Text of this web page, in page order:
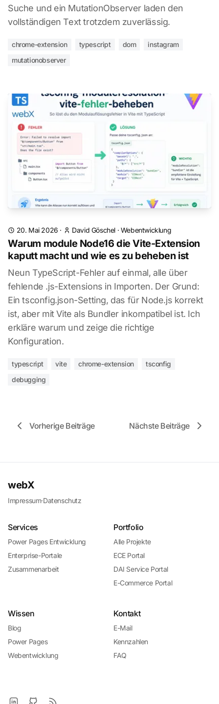
Suche und ein MutationObserver laden den
vollständigen Text trotzdem zuverlässig.
chrome-extension typescript dom
instagram
mutationobserver
20. Mai 2026 · David Göschel · Webentwicklung
Warum module Node16 die Vite-Extension
kaputt macht und wie es zu beheben ist
Neun TypeScript-Fehler auf einmal, alle über
fehlende .js-Extensions in Importen. Der Grund:
Ein tsconfig.json-Setting, das für Node.js korrekt
ist, aber mit Vite als Bundler inkompatibel ist. Ich
erkläre warum und zeige die richtige
Konfiguration.
typescript vite chrome-extension
tsconfig
debugging
Vorherige Beiträge Nächste Beiträge
webX
Impressum·Datenschutz
Services
Power Pages Entwicklung
Enterprise-Portale
Zusammenarbeit
Portfolio
Alle Projekte
ECE Portal
DAI Service Portal
E-Commerce Portal
Wissen
Blog
Power Pages
Webentwicklung
Kontakt
E-Mail
Kennzahlen
FAQ